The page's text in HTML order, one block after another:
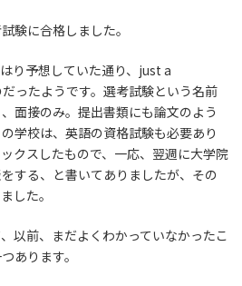
験に合格しました。
り予想していた通り、just a
ったようです。選考試験という名前
面接のみ。提出書類にも論文のよう
学校は、英語の資格試験も必要あり
クスしたもので、一応、翌週に大学院
する、と書いてありましたが、その
した。
以前、まだよくわかっていなかったこ
あります。